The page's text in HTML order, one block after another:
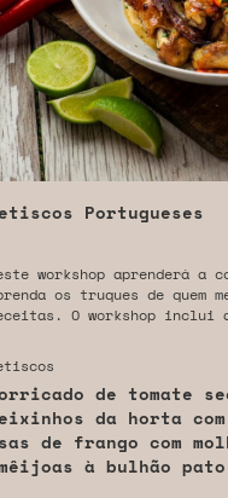
Portugueses
workshop aprenderá a
os truques de quem
O workshop inclui
de tomate
da horta
de frango com
à bulhão pato